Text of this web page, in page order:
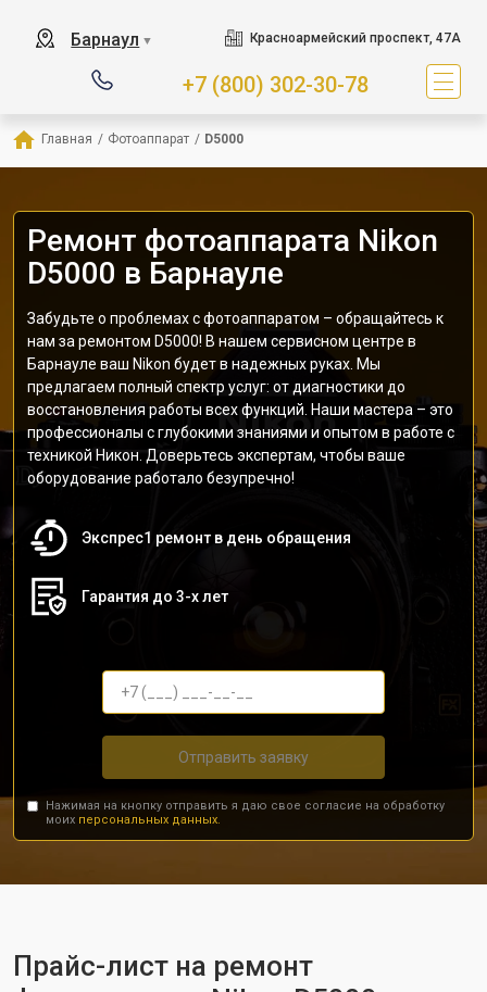
Барнаул ▼ Красноармейский проспект, 47А
+7 (800) 302-30-78
Главная / Фотоаппарат / D5000
Ремонт фотоаппарата Nikon
D5000 в Барнауле
Забудьте о проблемах с фотоаппаратом – обращайтесь к
нам за ремонтом D5000! В нашем сервисном центре в
Барнауле ваш Nikon будет в надежных руках. Мы
предлагаем полный спектр услуг: от диагностики до
восстановления работы всех функций. Наши мастера – это
профессионалы с глубокими знаниями и опытом в работе с
техникой Никон. Доверьтесь экспертам, чтобы ваше
оборудование работало безупречно!
Экспрес1 ремонт в день обращения
Гарантия до 3-х лет
Отправить заявку
Нажимая на кнопку отправить я даю свое согласие на обработку
моих персональных данных.
Прайс-лист на ремонт